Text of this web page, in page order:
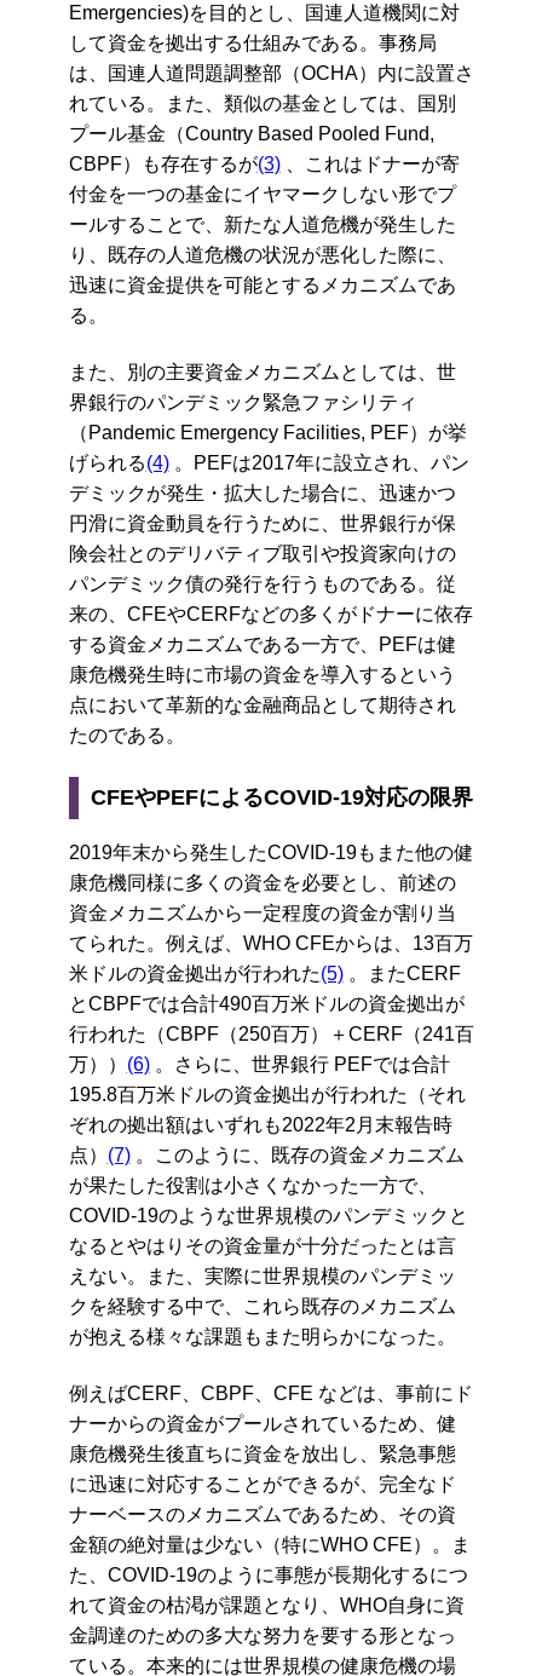
Emergencies)を目的とし、国連人道機関に対
して資金を拠出する仕組みである。事務局
は、国連人道問題調整部（OCHA）内に設置さ
れている。また、類似の基金としては、国別
プール基金（Country Based Pooled Fund,
CBPF）も存在するが(3)、これはドナーが寄
付金を一つの基金にイヤマークしない形でプ
ールすることで、新たな人道危機が発生した
り、既存の人道危機の状況が悪化した際に、
迅速に資金提供を可能とするメカニズムであ
る。
また、別の主要資金メカニズムとしては、世
界銀行のパンデミック緊急ファシリティ
（Pandemic Emergency Facilities, PEF）が挙
げられる(4)。PEFは2017年に設立され、パン
デミックが発生・拡大した場合に、迅速かつ
円滑に資金動員を行うために、世界銀行が保
険会社とのデリバティブ取引や投資家向けの
パンデミック債の発行を行うものである。従
来の、CFEやCERFなどの多くがドナーに依存
する資金メカニズムである一方で、PEFは健
康危機発生時に市場の資金を導入するという
点において革新的な金融商品として期待され
たのである。
CFEやPEFによるCOVID-19対応の限界
2019年末から発生したCOVID-19もまた他の健
康危機同様に多くの資金を必要とし、前述の
資金メカニズムから一定程度の資金が割り当
てられた。例えば、WHO CFEからは、13百万
米ドルの資金拠出が行われた(5)。またCERF
とCBPFでは合計490百万米ドルの資金拠出が
行われた（CBPF（250百万）＋CERF（241百
万）） (6)。さらに、世界銀行 PEFでは合計
195.8百万米ドルの資金拠出が行われた（それ
ぞれの拠出額はいずれも2022年2月末報告時
点） (7)。このように、既存の資金メカニズム
が果たした役割は小さくなかった一方で、
COVID-19のような世界規模のパンデミックと
なるとやはりその資金量が十分だったとは言
えない。また、実際に世界規模のパンデミッ
クを経験する中で、これら既存のメカニズム
が抱える様々な課題もまた明らかになった。
例えばCERF、CBPF、CFE などは、事前にド
ナーからの資金がプールされているため、健
康危機発生後直ちに資金を放出し、緊急事態
に迅速に対応することができるが、完全なド
ナーベースのメカニズムであるため、その資
金額の絶対量は少ない（特にWHO CFE）。ま
た、COVID-19のように事態が長期化するにつ
れて資金の枯渇が課題となり、WHO自身に資
金調達のための多大な努力を要する形となっ
ている。本来的には世界規模の健康危機の場